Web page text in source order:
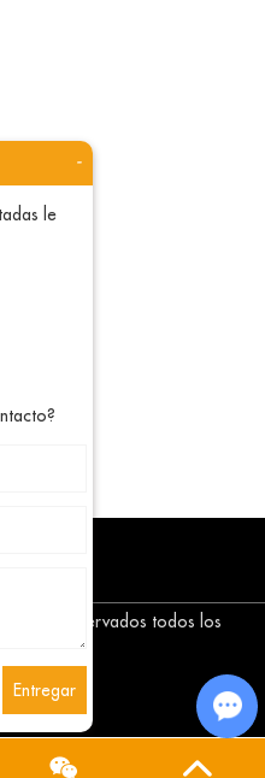
Ltd. Reservados todos los
-
le